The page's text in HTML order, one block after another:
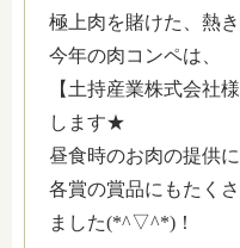
極上肉を賭けた、熱き
今年の肉コンペは、
【土持産業株式会社
します★
昼食時のお肉の提供に
各賞の賞品にもたく
ました(*^▽^*)！